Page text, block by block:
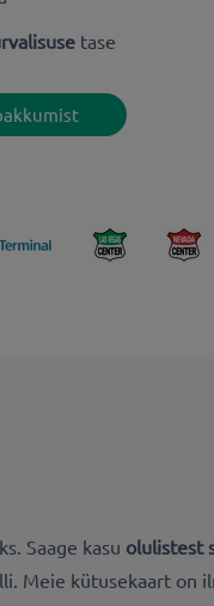
tase
Saage kasu olulistest
Meie kütusekaart on